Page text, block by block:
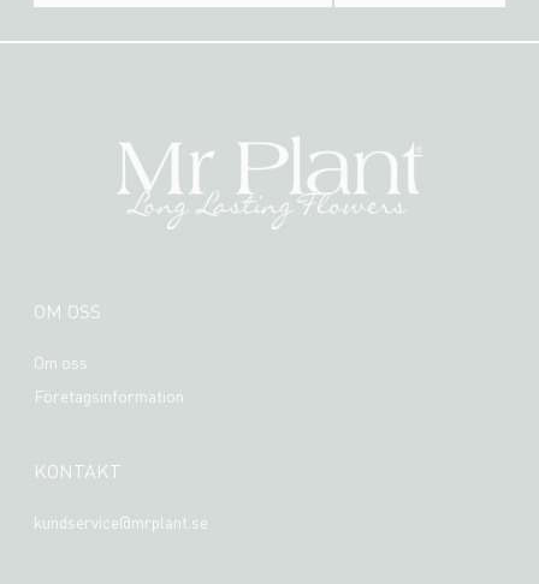
OM OSS
Om oss
Företagsinformation
KONTAKT
kundservice@mrplant.se